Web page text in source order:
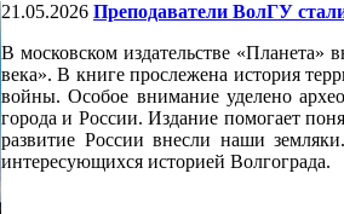
21.05.2026 Преподаватели ВолГУ
В московском издательстве
века». В книге прослежена история
войны. Особое внимание уделено
города и России. Издание помогает
развитие России внесли наши
интересующихся историей Волгограда.